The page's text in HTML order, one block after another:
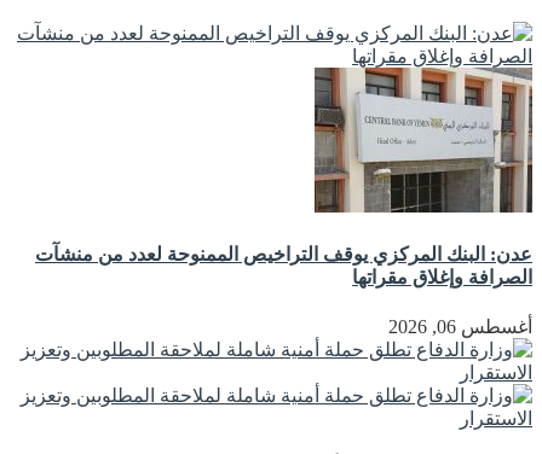
عدن: البنك المركزي يوقف التراخيص الممنوحة لعدد من منشآت
الصرافة وإغلاق مقراتها
أغسطس 06, 2026